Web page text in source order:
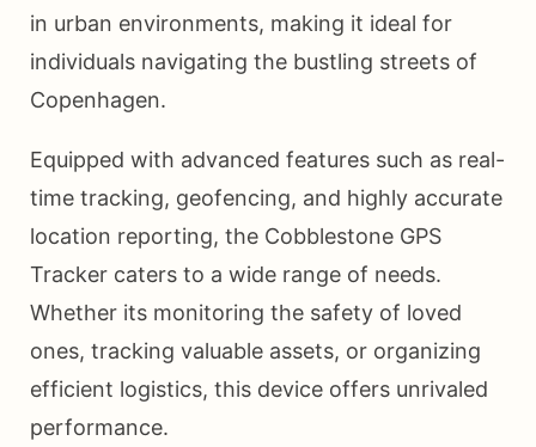
in urban environments, making it ideal for
individuals navigating the bustling streets of
Copenhagen.
Equipped with advanced features such as real-
time tracking, geofencing, and highly accurate
location reporting, the Cobblestone GPS
Tracker caters to a wide range of needs.
Whether its monitoring the safety of loved
ones, tracking valuable assets, or organizing
efficient logistics, this device offers unrivaled
performance.